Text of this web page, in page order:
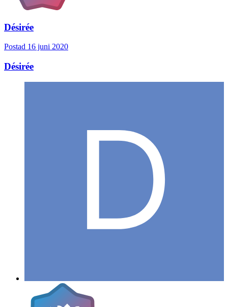
Désirée
Postad 16 juni 2020
Désirée